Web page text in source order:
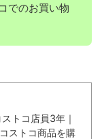
でのお買い物
トコ店員3年｜
ストコ商品を購